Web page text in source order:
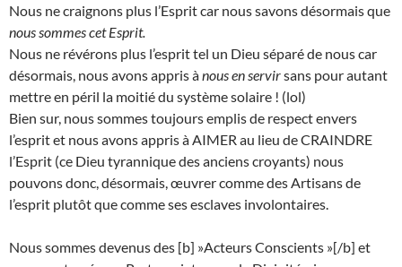
Nous ne craignons plus l’Esprit car nous savons désormais que
nous sommes cet Esprit.
Nous ne révérons plus l’esprit tel un Dieu séparé de nous car
désormais, nous avons appris ànous en servirsans pour autant
mettre en péril la moitié du système solaire ! (lol)
Bien sur, nous sommes toujours emplis de respect envers
l’esprit et nous avons appris à AIMER au lieu de CRAINDRE
l’Esprit (ce Dieu tyrannique des anciens croyants) nous
pouvons donc, désormais, œuvrer comme des Artisans de
l’esprit plutôt que comme ses esclaves involontaires.
Nous sommes devenus des [b] »Acteurs Conscients »[/b] et